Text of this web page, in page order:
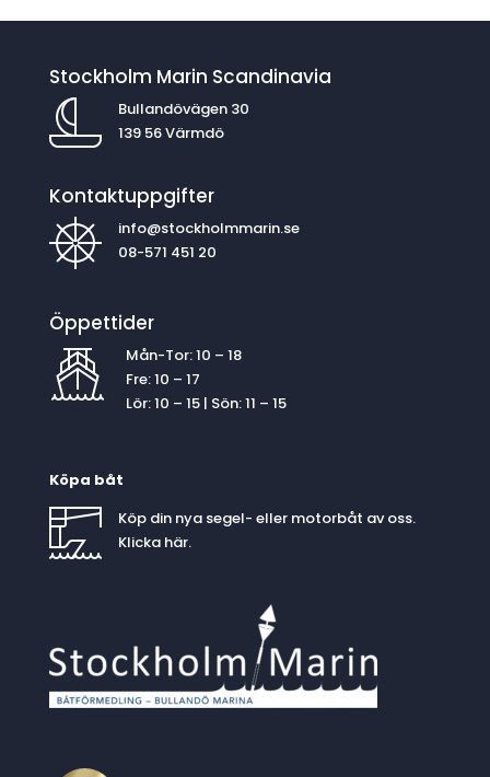
Stockholm Marin Scandinavia
Bullandövägen 30
139 56 Värmdö
Kontaktuppgifter
info@stockholmmarin.se
08-571 451 20
Öppettider
Mån-Tor: 10 – 18
Fre: 10 – 17
Lör: 10 – 15 | Sön: 11 – 15
Köpa båt
Köp din nya segel- eller motorbåt av oss.
Klicka här.